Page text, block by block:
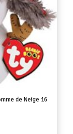
de Neige 16